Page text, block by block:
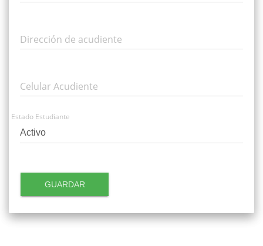
Dirección de acudiente
Celular Acudiente
Estado Estudiante
GUARDAR